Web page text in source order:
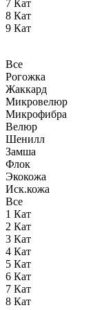
7 Кат
8 Кат
9 Кат
Все
Рогожка
Жаккард
Микровелюр
Микрофибра
Велюр
Шенилл
Замша
Флок
Экокожа
Иск.кожа
Все
1 Кат
2 Кат
3 Кат
4 Кат
5 Кат
6 Кат
7 Кат
8 Кат